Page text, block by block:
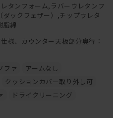
にはウォールナットがおすすめ
望の方は、お気軽にお問い合わ
ーーーーーーーーーー
形を 素材感たっぷりに 」
タンフォーム,ラバーウレタンフ
ダックフェザー）,チップウレタ
脂綿
様、カウンター天板部分奥行：
ファ
アームなし
クッションカバー取り外し可
ドライクリーニング